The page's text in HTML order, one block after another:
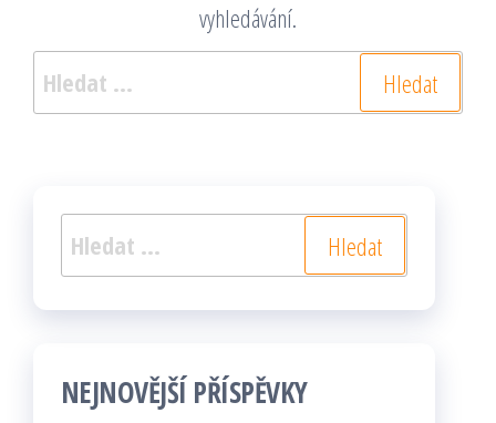
vyhledávání.
Vyhledávání
NEJNOVĚJŠÍ PŘÍSPĚVKY